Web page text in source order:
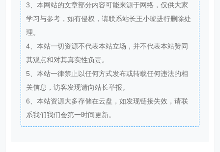
3、本网站的文章部分内容可能来源于网络，仅供大家
学习与参考，如有侵权，请联系站长王小琥进行删除处
理。
4、本站一切资源不代表本站立场，并不代表本站赞同
其观点和对其真实性负责。
5、本站一律禁止以任何方式发布或转载任何违法的相
关信息，访客发现请向站长举报。
6、本站资源大多存储在云盘，如发现链接失效，请联
系我们我们会第一时间更新。